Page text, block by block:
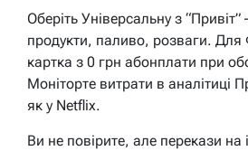
Оберіть Універсальну з
продукти, паливо, розваги. Для
картка з 0 грн абонплати при
Моніторте витрати в аналітиці
як у Netflix.
Ви не повірите, але перекази на